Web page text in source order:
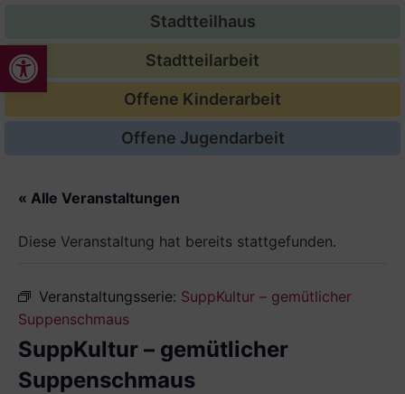
Werkzeugleiste öffnen
Stadtteilhaus
Stadtteilarbeit
Offene Kinderarbeit
Offene Jugendarbeit
« Alle Veranstaltungen
Diese Veranstaltung hat bereits stattgefunden.
Veranstaltungsserie: SuppKultur – gemütlicher
Suppenschmaus
SuppKultur – gemütlicher
Suppenschmaus